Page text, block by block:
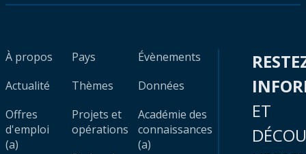
À propos
Actualité
Offres
d'emploi
(a)
Pays
Thèmes
Projets et
opérations
Évènements
Données
Académie des
connaissances
(a)
ET